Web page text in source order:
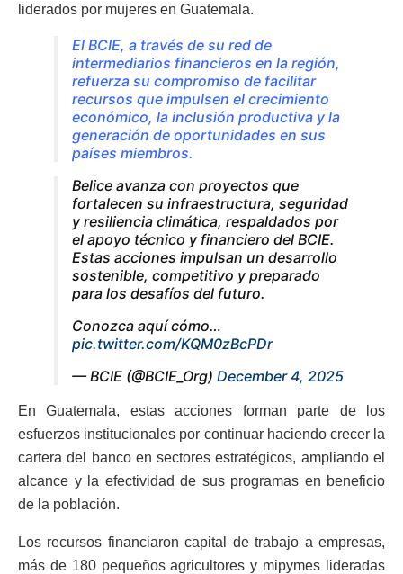
liderados por mujeres en Guatemala.
El BCIE, a través de su red de
intermediarios financieros en la región,
refuerza su compromiso de facilitar
recursos que impulsen el crecimiento
económico, la inclusión productiva y la
generación de oportunidades en sus
países miembros.
Belice avanza con proyectos que
fortalecen su infraestructura, seguridad
y resiliencia climática, respaldados por
el apoyo técnico y financiero del BCIE.
Estas acciones impulsan un desarrollo
sostenible, competitivo y preparado
para los desafíos del futuro.
Conozca aquí cómo…
pic.twitter.com/KQM0zBcPDr
— BCIE (@BCIE_Org) December 4, 2025
En Guatemala, estas acciones forman parte de los
esfuerzos institucionales por continuar haciendo crecer la
cartera del banco en sectores estratégicos, ampliando el
alcance y la efectividad de sus programas en beneficio
de la población.
Los recursos financiaron capital de trabajo a empresas,
más de 180 pequeños agricultores y mipymes lideradas